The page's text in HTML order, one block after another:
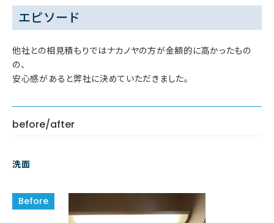
エピソード
他社との相見積もりではナカノヤの方が金額的に高かったもの
の、
安心感があると弊社に決めていただきました。
before/after
洗面